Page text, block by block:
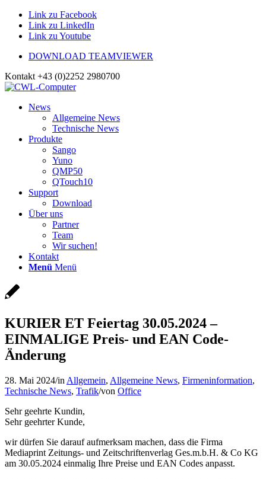
Link zu Facebook
Link zu LinkedIn
Link zu Youtube
DOWNLOAD TEAMVIEWER
Kontakt +43 (0)2252 2980700
News
Allgemeine News
Technische News
Produkte
Sango
Yuno
QMP50
QTouch10
Support
Download
Über uns
Partner
Team
Wir suchen!
Kontakt
Menü Menü
KURIER ET Feiertag 30.05.2024 –
EINMALIGE Preis- und EAN Code-
Änderung
28. Mai 2024/in Allgemein, Allgemeine News, Firmeninformation,
Technische News, Trafik/von Office
Sehr geehrte Kundin,
Sehr geehrter Kunde,
wir dürfen Sie darauf aufmerksam machen, dass die Firma
Mediaprint Zeitungs- und Zeitschriftenverlag Ges.m.b.H. & Co KG
am 30.05.2024 einmalig Ihre Preise und EAN Codes anpasst.